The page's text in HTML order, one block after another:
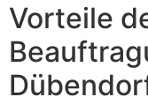
Vorteile